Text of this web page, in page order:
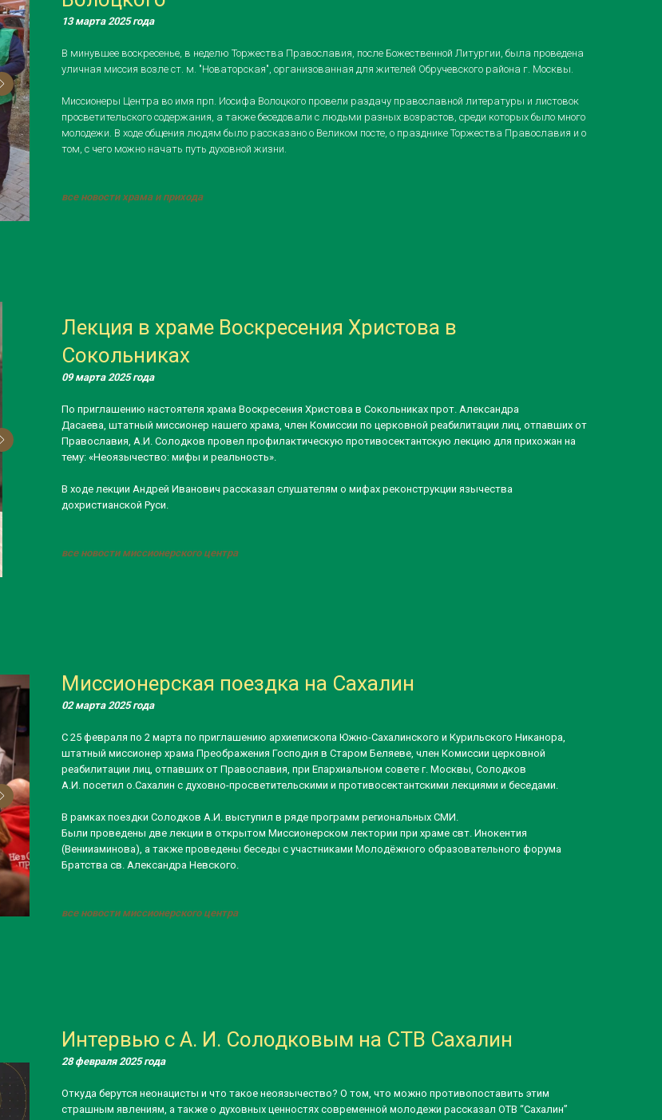
13 марта 2025 года
В минувшее воскресенье, в неделю Торжества Православия, после Божественной Литургии, была проведена
уличная миссия возле ст. м. "Новаторская", организованная для жителей Обручевского района г. Москвы.
Миссионеры Центра во имя прп. Иосифа Волоцкого провели раздачу православной литературы и листовок
просветительского содержания, а также беседовали с людьми разных возрастов, среди которых было много
молодежи. В ходе общения людям было рассказано о Великом посте, о празднике Торжества Православия и о
том, с чего можно начать путь духовной жизни.
все новости храма и прихода
Лекция в храме Воскресения Христова в
Сокольниках
09 марта 2025 года
По приглашению настоятеля храма Воскресения Христова в Сокольниках прот. Александра
Дасаева, штатный миссионер нашего храма, член Комиссии по церковной реабилитации лиц, отпавших от
Православия, А.И. Солодков провел профилактическую противосектантскую лекцию для прихожан на
тему: «Неоязычество: мифы и реальность».
В ходе лекции Андрей Иванович рассказал слушателям о мифах реконструкции язычества
дохристианской Руси.
все новости миссионерского центра
Миссионерская поездка на Сахалин
02 марта 2025 года
С 25 февраля по 2 марта по приглашению архиепископа Южно-Сахалинского и Курильского Никанора,
штатный миссионер храма Преображения Господня в Старом Беляеве, член Комиссии церковной
реабилитации лиц, отпавших от Православия, при Епархиальном совете г. Москвы, Солодков
А.И. посетил о.Сахалин с духовно-просветительскими и противосектантскими лекциями и беседами.
В рамках поездки Солодков А.И. выступил в ряде программ региональных СМИ.
Были проведены две лекции в открытом Миссионерском лектории при храме свт. Инокентия
(Венииаминова), а также проведены беседы с участниками Молодёжного образовательного форума
Братства св. Александра Невского.
все новости миссионерского центра
Интервью с А. И. Солодковым на СТВ Сахалин
28 февраля 2025 года
Откуда берутся неонацисты и что такое неоязычество? О том, что можно противопоставить этим
страшным явлениям, а также о духовных ценностях современной молодежи рассказал ОТВ “Сахалин”